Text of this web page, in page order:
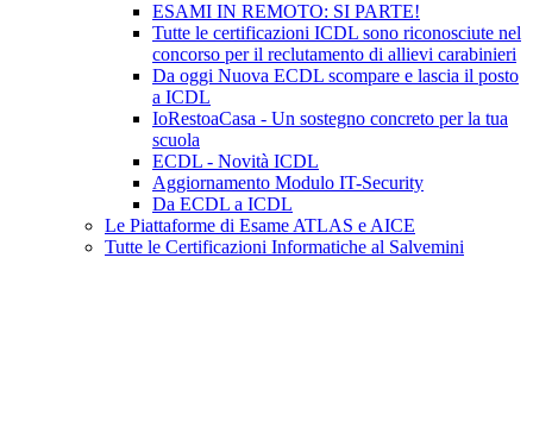
ESAMI IN REMOTO: SI PARTE!
Tutte le certificazioni ICDL sono riconosciute nel
concorso per il reclutamento di allievi carabinieri
Da oggi Nuova ECDL scompare e lascia il posto
a ICDL
IoRestoaCasa - Un sostegno concreto per la tua
scuola
ECDL - Novità ICDL
Aggiornamento Modulo IT-Security
Da ECDL a ICDL
Le Piattaforme di Esame ATLAS e AICE
Tutte le Certificazioni Informatiche al Salvemini